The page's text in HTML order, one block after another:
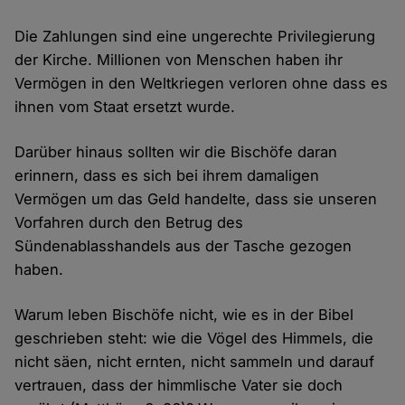
Die Zahlungen sind eine ungerechte Privilegierung
der Kirche. Millionen von Menschen haben ihr
Vermögen in den Weltkriegen verloren ohne dass es
ihnen vom Staat ersetzt wurde.
Darüber hinaus sollten wir die Bischöfe daran
erinnern, dass es sich bei ihrem damaligen
Vermögen um das Geld handelte, dass sie unseren
Vorfahren durch den Betrug des
Sündenablasshandels aus der Tasche gezogen
haben.
Warum leben Bischöfe nicht, wie es in der Bibel
geschrieben steht: wie die Vögel des Himmels, die
nicht säen, nicht ernten, nicht sammeln und darauf
vertrauen, dass der himmlische Vater sie doch